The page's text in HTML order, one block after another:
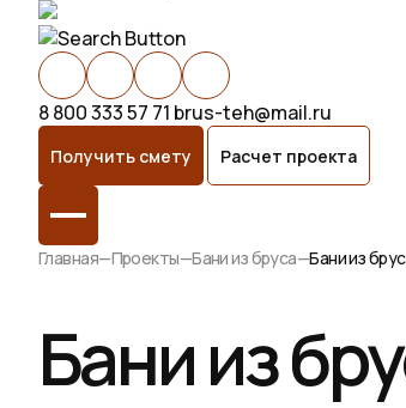
8 800 333 57 71 brus-teh@mail.ru
Получить смету Расчет проекта
Главная—Проекты—Бани из бруса—Бани из
Бани из